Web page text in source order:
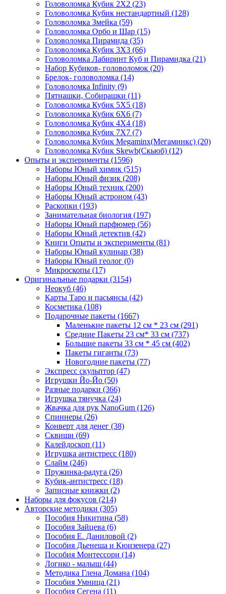
Головоломка Кубик 2Х2 (23)
Головоломка Кубик нестандартный (128)
Головоломка Змейка (59)
Головоломка Орбо и Шар (15)
Головоломка Пирамида (35)
Головоломка Кубик 3Х3 (66)
Головоломка Лабиринт Куб и Пирамидка (21)
Набор Кубиков- головоломок (20)
Брелок- головоломка (14)
Головоломка Infinity (9)
Пятнашки, Собирашки (11)
Головоломка Кубик 5Х5 (18)
Головоломка Кубик 6Х6 (7)
Головоломка Кубик 4Х4 (18)
Головоломка Кубик 7Х7 (7)
Головоломка Кубик Megaminx(Мегаминкс) (20)
Головоломка Кубик Skewb(Скьюб) (12)
Опыты и эксперименты (1596)
Наборы Юный химик (515)
Наборы Юный физик (208)
Наборы Юный техник (200)
Наборы Юный астроном (43)
Раскопки (193)
Занимательная биология (197)
Наборы Юный парфюмер (56)
Наборы Юный детектив (42)
Книги Опыты и эксперименты (81)
Наборы Юный кулинар (38)
Наборы Юный геолог (0)
Микроскопы (17)
Оригинальные подарки (3154)
Неокуб (46)
Карты Таро и пасьянсы (42)
Косметика (108)
Подарочные пакеты (1667)
Маленькие пакеты 12 см * 23 см (291)
Средние Пакеты 23 см* 33 см (737)
Большие пакеты 33 см * 45 см (402)
Пакеты гиганты (73)
Новогодние пакеты (77)
Экспресс скульптор (47)
Игрушки Йо-Йо (50)
Разные подарки (366)
Игрушка тянучка (24)
Жвачка для рук NanoGum (126)
Спиннеры (26)
Конверт для денег (38)
Сквиши (69)
Калейдоскоп (11)
Игрушка антистресс (180)
Слайм (246)
Пружинка-радуга (26)
Кубик-антистресс (18)
Записные книжки (2)
Наборы для фокусов (214)
Авторские методики (305)
Пособия Никитина (58)
Пособия Зайцева (6)
Пособия Е. Даниловой (2)
Пособия Дьенеша и Кюизенера (27)
Пособия Монтессори (14)
Логико - малыш (44)
Методика Глена Домана (104)
Пособия Умница (21)
Пособия Сегена (11)